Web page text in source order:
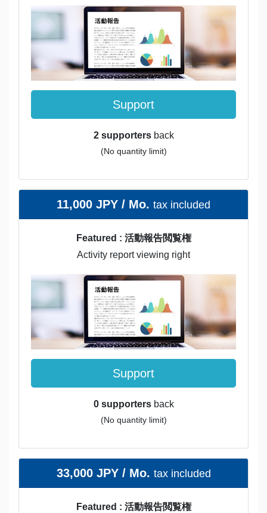
Support
2 supportersback
(No quantity limit)
11,000 JPY / Mo. tax included
Featured : 活動報告閲覧権
Activity report viewing right
Support
0 supportersback
(No quantity limit)
33,000 JPY / Mo. tax included
Featured : 活動報告閲覧権